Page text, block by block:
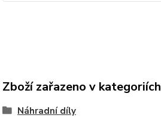
Zboží zařazeno v kategoriích
Náhradní díly